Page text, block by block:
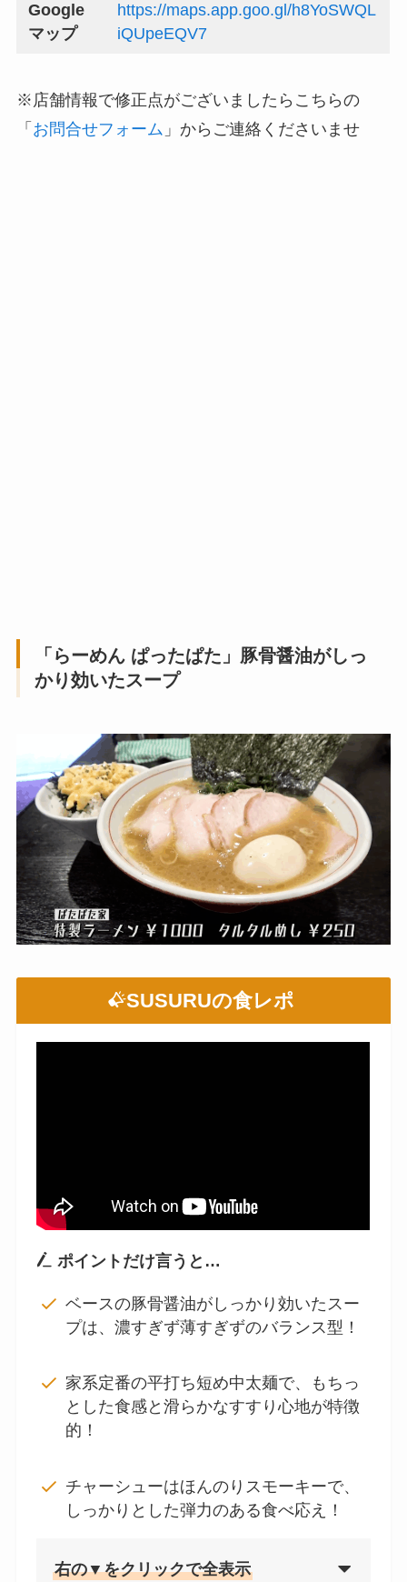
Google
マップ
https://maps.app.goo.gl/h8YoSWQL
iQUpeEQV7
※店舗情報で修正点がございましたらこちらの
「 お問合せフォーム 」からご連絡くださいませ
「らーめん ぱったぱた」豚骨醤油がしっ
かり効いたスープ
SUSURUの食レポ
ポイントだけ言うと…
ベースの豚骨醤油がしっかり効いたスー
プは、濃すぎず薄すぎずのバランス型！
家系定番の平打ち短め中太麺で、もちっ
とした食感と滑らかなすすり心地が特徴
的！
チャーシューはほんのりスモーキーで、
しっかりとした弾力のある食べ応え！
右の▼をクリックで全表示